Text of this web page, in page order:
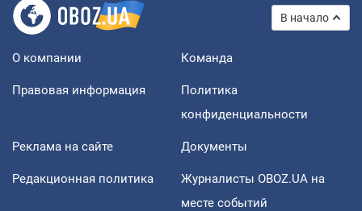
В начало
О компании Команда
Правовая информация
Политика
конфиденциальности
Реклама на сайте Документы
Редакционная политика
Журналисты OBOZ.UA на
месте событий